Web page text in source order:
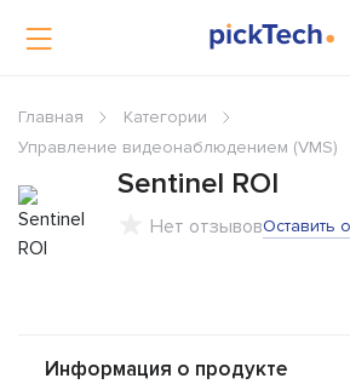
Главная
Категории
Управление видеонаблюдением (VMS)
Sentinel ROI
Нет отзывовОставить
Информация о продукте